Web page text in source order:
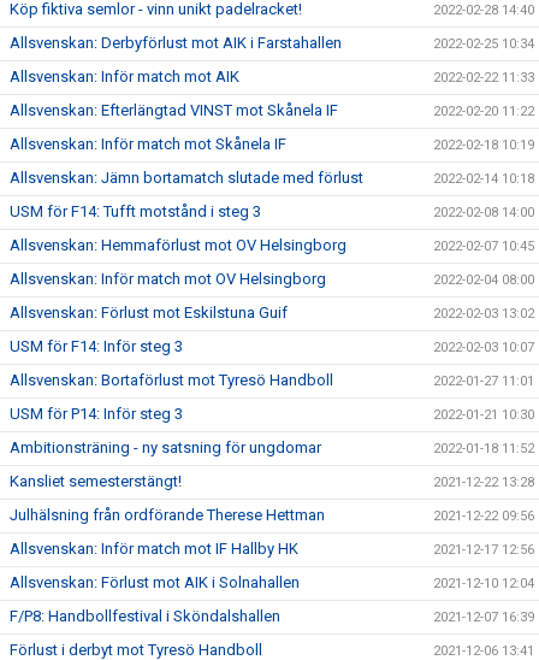
Köp fiktiva semlor - vinn unikt padelracket! 2022-02-28 14:40
Allsvenskan: Derbyförlust mot AIK i Farstahallen 2022-02-25 10:34
Allsvenskan: Inför match mot AIK 2022-02-22 11:33
Allsvenskan: Efterlängtad VINST mot Skånela IF 2022-02-20 11:22
Allsvenskan: Inför match mot Skånela IF 2022-02-18 10:19
Allsvenskan: Jämn bortamatch slutade med förlust 2022-02-14 10:18
USM för F14: Tufft motstånd i steg 3 2022-02-08 14:00
Allsvenskan: Hemmaförlust mot OV Helsingborg 2022-02-07 10:45
Allsvenskan: Inför match mot OV Helsingborg 2022-02-04 08:00
Allsvenskan: Förlust mot Eskilstuna Guif 2022-02-03 13:02
USM för F14: Inför steg 3 2022-02-03 10:07
Allsvenskan: Bortaförlust mot Tyresö Handboll 2022-01-27 11:01
USM för P14: Inför steg 3 2022-01-21 10:30
Ambitionsträning - ny satsning för ungdomar 2022-01-18 11:52
Kansliet semesterstängt! 2021-12-22 13:28
Julhälsning från ordförande Therese Hettman 2021-12-22 09:56
Allsvenskan: Inför match mot IF Hallby HK 2021-12-17 12:56
Allsvenskan: Förlust mot AIK i Solnahallen 2021-12-10 12:04
F/P8: Handbollfestival i Sköndalshallen 2021-12-07 16:39
Förlust i derbyt mot Tyresö Handboll 2021-12-06 13:41